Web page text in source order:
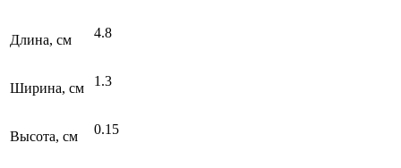
Длина, см 4.8
Ширина, см 1.3
Высота, см 0.15